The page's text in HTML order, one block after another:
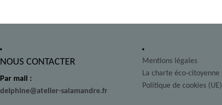
NOUS CONTACTER
Par mail :
delphine@atelier-salamandre.fr
Mentions légales
La charte éco-citoyenne
Politique de cookies (UE)